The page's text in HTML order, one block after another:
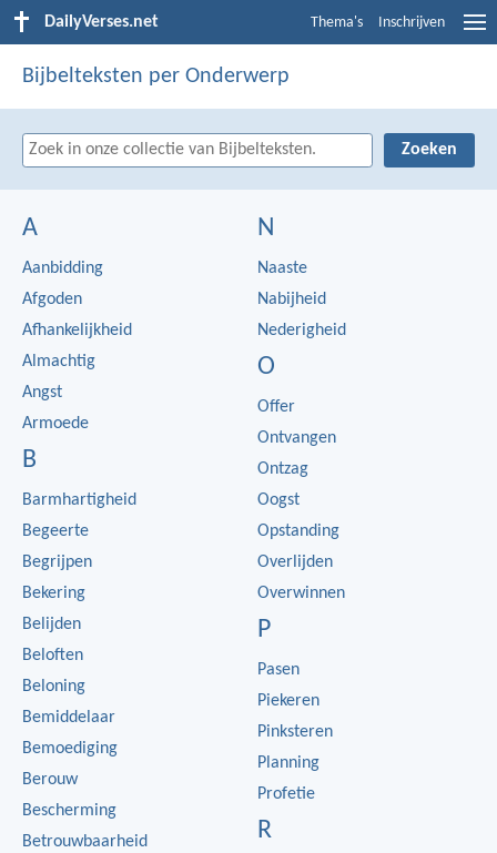
DailyVerses.net Thema's Inschrijven
Bijbelteksten per Onderwerp
A
Aanbidding
Afgoden
Afhankelijkheid
Almachtig
Angst
Armoede
B
Barmhartigheid
Begeerte
Begrijpen
Bekering
Belijden
Beloften
Beloning
Bemiddelaar
Bemoediging
Berouw
Bescherming
Betrouwbaarheid
N
Naaste
Nabijheid
Nederigheid
O
Offer
Ontvangen
Ontzag
Oogst
Opstanding
Overlijden
Overwinnen
P
Pasen
Piekeren
Pinksteren
Planning
Profetie
R